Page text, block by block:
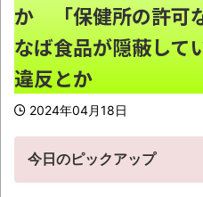
兵庫斎藤知事、県
「公務員が海外で遊
「国旗損壊罪は違
止を求めて声明 ←な
か 「保健所の許可
なば食品が隠蔽して
違反とか
2024年04月18日
今日のピックアップ